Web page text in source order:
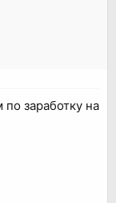
заработку на